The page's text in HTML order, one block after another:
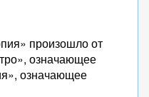
произошло от
означающее
означающее